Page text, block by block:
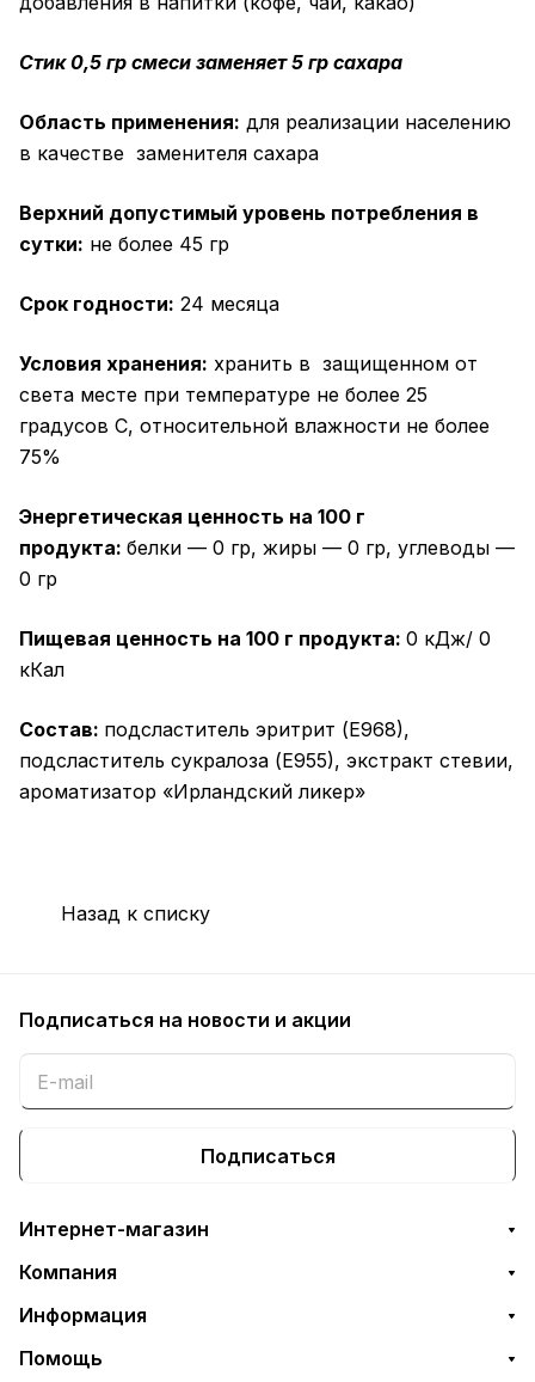
Стик 0,5 гр смеси заменяет 5 гр сахара
Область применения: для реализации населению
в качестве заменителя сахара
Верхний допустимый уровень потребления в
сутки: не более 45 гр
Срок годности: 24 месяца
Условия хранения: хранить в защищенном от
света месте при температуре не более 25
градусов C, относительной влажности не более
75%
Энергетическая ценность на 100 г
продукта: белки — 0 гр, жиры — 0 гр, углеводы —
0 гр
Пищевая ценность на 100 г продукта: 0 кДж/ 0
кКал
Состав: подсластитель эритрит (Е968),
подсластитель сукралоза (Е955), экстракт стевии,
ароматизатор «Ирландский ликер»
Назад к списку
Подписаться на новости и акции
Подписаться
Интернет-магазин
Компания
Информация
Помощь